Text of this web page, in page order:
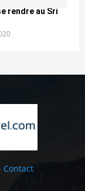
rendre au Sri
Contact